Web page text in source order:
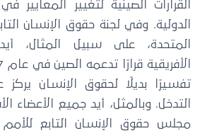
القرارات الصينية لتغيير المعايير
الدولية. وفي لجنة حقوق الإنسان
المتحدة، على سبيل المثال،
تفسيرًا بديلًا لحقوق الإنسان
التدخل. وبالمثل، أيد جميع الأعضاء
مجلس حقوق الإنسان التابع للأمم